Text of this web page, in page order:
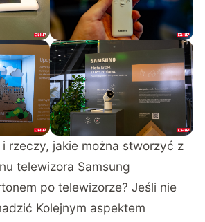
rzeczy, jakie można stworzyć z
telewizora Samsung
po telewizorze? Jeśli nie
Kolejnym aspektem